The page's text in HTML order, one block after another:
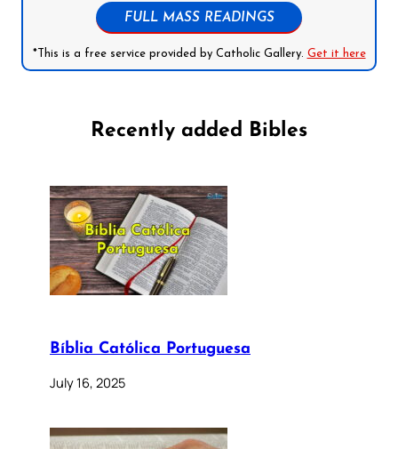
FULL MASS READINGS
*This is a free service provided by Catholic Gallery. Get it here
Recently added Bibles
Bíblia Católica Portuguesa
July 16, 2025